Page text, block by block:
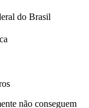
do Brasil
não conseguem